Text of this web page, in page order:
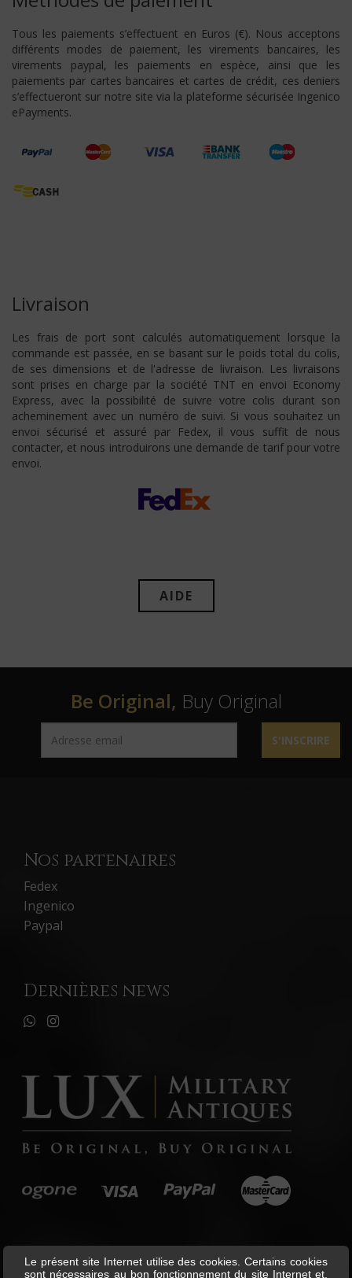
Tous les paiements s’effectuent en Euros (€). Nous acceptons
différents modes de paiement, les virements bancaires, les
virements paypal, les paiements en espèce, ainsi que les
paiements par cartes bancaires et cartes de crédit, ces deniers
s’effectueront sur notre site via la plateforme sécurisée Ingenico
ePayments.
Livraison
Les frais de port sont calculés automatiquement lorsque la
commande est passée, en se basant sur le poids total du colis,
de ses dimensions et de l'adresse de livraison. Les livraisons
sont prises en charge par la société TNT en envoi Economy
Express, avec la possibilité de suivre votre colis durant son
acheminement avec un numéro de suivi. Si vous souhaitez un
envoi sécurisé et assuré par Fedex, il vous suffit de nous
contacter, et nous introduirons une demande de tarif pour votre
envoi.
AIDE
Be Original, Buy Original
S'INSCRIRE
Nos partenaires
Fedex
Ingenico
Paypal
Dernières news
Le présent site Internet utilise des cookies. Certains cookies
sont nécessaires au bon fonctionnement du site Internet et,